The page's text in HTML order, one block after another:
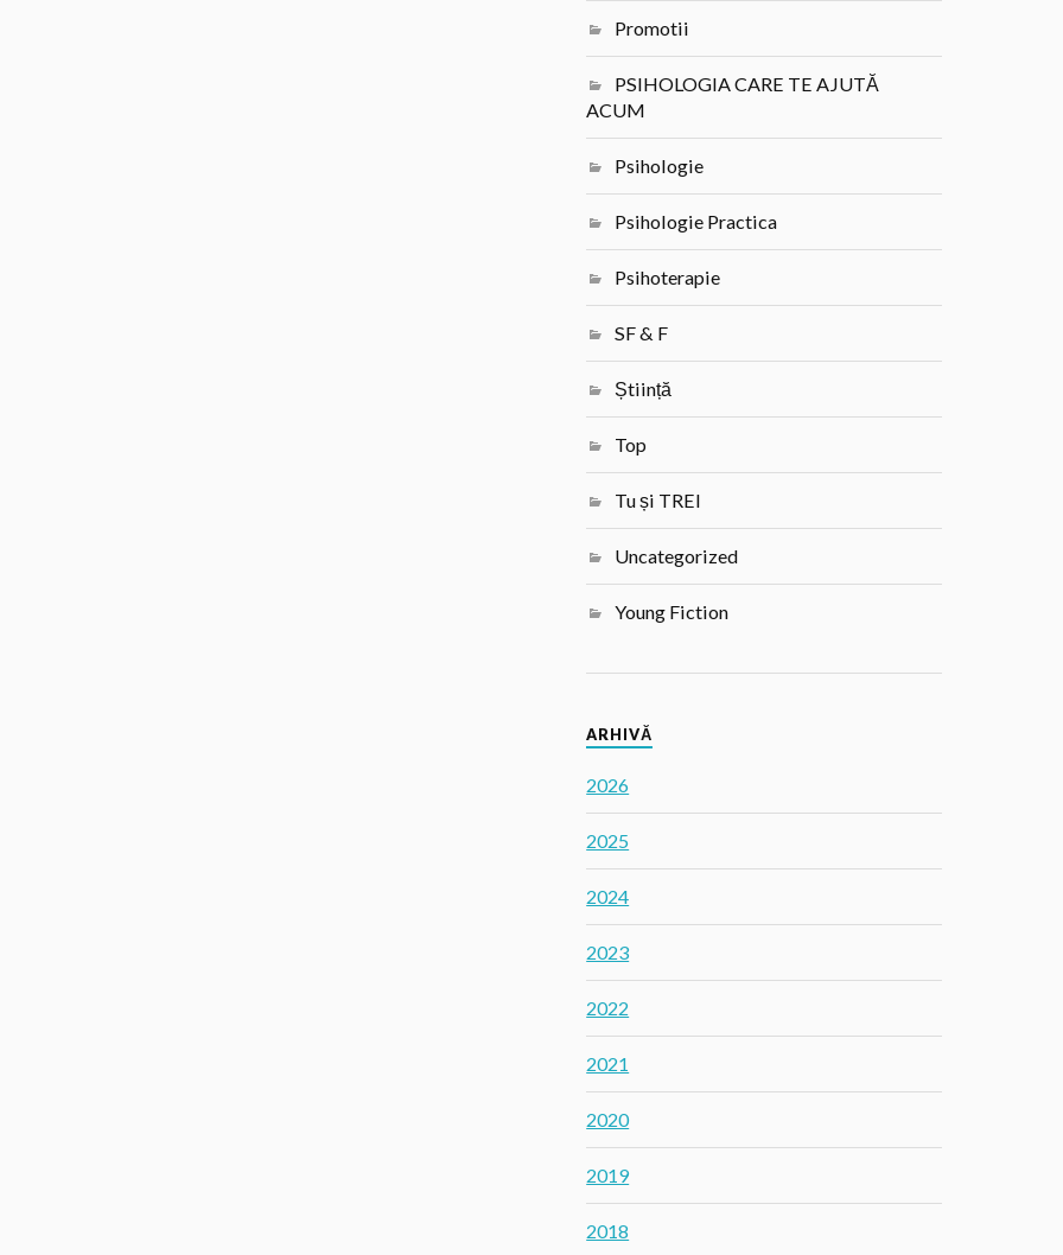
Promotii
PSIHOLOGIA CARE TE AJUTĂ
ACUM
Psihologie
Psihologie Practica
Psihoterapie
SF & F
Știință
Top
Tu și TREI
Uncategorized
Young Fiction
ARHIVĂ
2026
2025
2024
2023
2022
2021
2020
2019
2018